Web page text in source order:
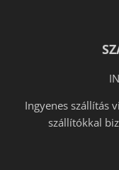
Ingyenes szállítás
szállítókkal